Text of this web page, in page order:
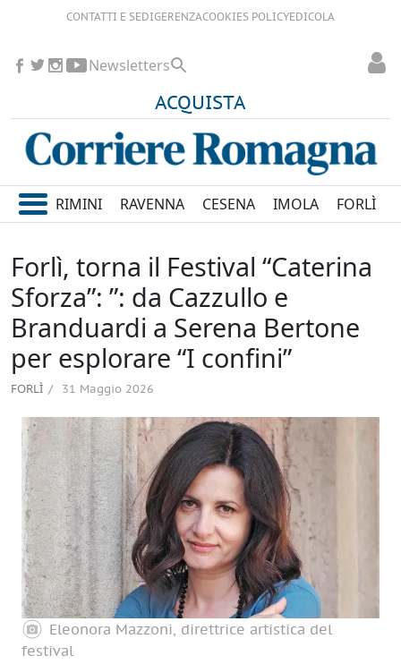
CONTATTI E SEDIGERENZACOOKIES POLICYEDICOLA
ACQUISTA
Newsletters
RIMINI RAVENNA CESENA IMOLA FORLÌ
Forlì, torna il Festival “Caterina
Sforza”: ”: da Cazzullo e
Branduardi a Serena Bertone
per esplorare “I confini”
FORLÌ 31 Maggio 2026
Eleonora Mazzoni, direttrice artistica del
festival